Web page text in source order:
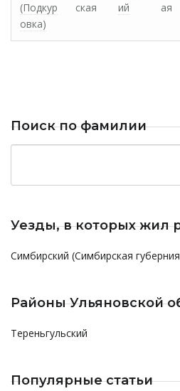
(Подкур
овка)
ская
ий
ая
Поиск по фамилии
Уезды, в которых жил
Симбирский (Симбирская
Районы Ульяновской
Тереньгульский
Популярные статьи